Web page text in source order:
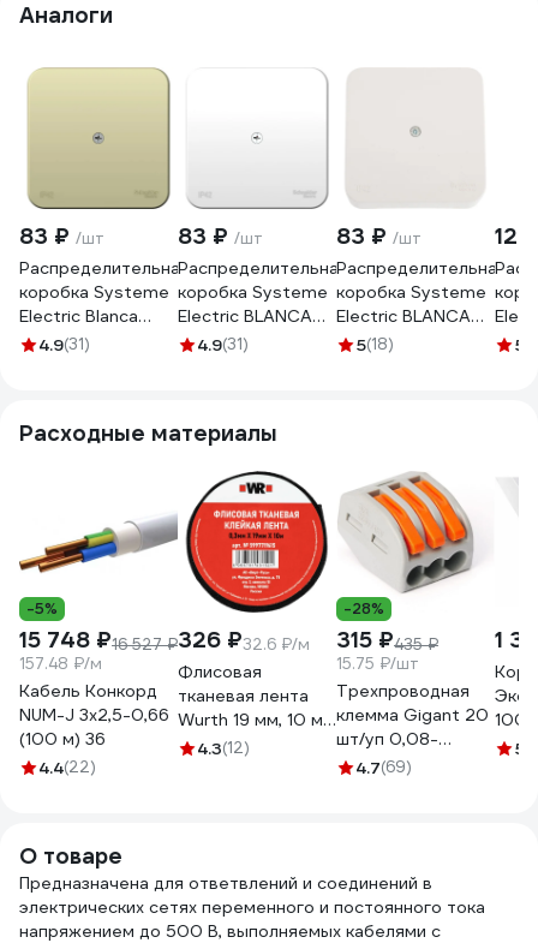
Аналоги
83 ₽ /шт
Распределительная
коробка Systeme
Electric Blanca
наруж Беж IP42 SE
4.9(31)
83 ₽ /шт
Распределительная
коробка Systeme
Electric BLANCA
О/У IP42, БЕЛЫЙ
4.9(31)
83 ₽ /шт
Распределительная
коробка Systeme
Electric BLANCA
О/У IP42,
5(18)
О/У
5
Расходные материалы
-5%
15 748 ₽16 527 ₽
157.48 ₽/м
Кабель Конкорд
NUM-J 3х2,5-0,66
(100 м) 36
4.4(22)
326 ₽32.6 ₽/м
Флисовая
тканевая лента
Wurth 19 мм, 10 м
5997719615090 1
4.3(12)
-28%
315 ₽435 ₽
15.75 ₽/шт
Трехпроводная
клемма Gigant 20
шт/уп 0,08-
2,5(4)мм² GCT-
4.7(69)
1
5
О товаре
Предназначена для ответвлений и соединений в
электрических сетях переменного и постоянного тока
напряжением до 500 В, выполняемых кабелями с